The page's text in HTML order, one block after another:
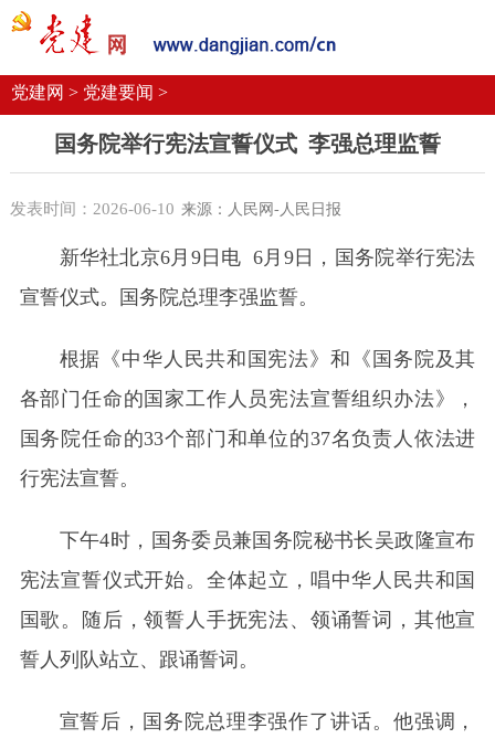
党建要闻
机关党建
校园党建 企业党建
党建网 > 党建要闻 >
国务院举行宪法宣誓仪式 李强总理监誓
发表时间：2026-06-10 来源：人民网-人民日报
新华社北京6月9日电 6月9日，国务院举行宪法
宣誓仪式。国务院总理李强监誓。
根据《中华人民共和国宪法》和《国务院及其
各部门任命的国家工作人员宪法宣誓组织办法》，
国务院任命的33个部门和单位的37名负责人依法进
行宪法宣誓。
下午4时，国务委员兼国务院秘书长吴政隆宣布
宪法宣誓仪式开始。全体起立，唱中华人民共和国
国歌。随后，领誓人手抚宪法、领诵誓词，其他宣
誓人列队站立、跟诵誓词。
宣誓后，国务院总理李强作了讲话。他强调，